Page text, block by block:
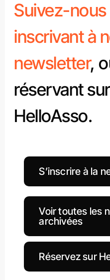
Suivez-
inscrivant à
newsletter,
réservant
HelloAsso.
S’inscrire à la
Voir toutes les
archivées
Réservez sur